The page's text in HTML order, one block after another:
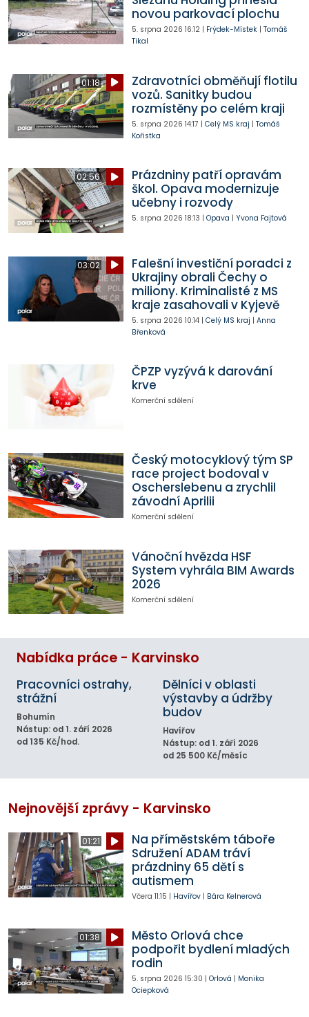
novou parkovací plochu
5. srpna 2026 16:12| Frýdek-Místek| Tomáš
Tikal
01:18
Zdravotníci obměňují flotilu
vozů. Sanitky budou
rozmístěny po celém kraji
5. srpna 2026 14:17 | Celý MS kraj | Tomáš
Kořistka
02:56
Prázdniny patří opravám
škol. Opava modernizuje
učebny i rozvody
5. srpna 2026 18:13 | Opava | Yvona Fajtová
03:02
Falešní investiční poradci z
Ukrajiny obrali Čechy o
miliony. Kriminalisté z MS
kraje zasahovali v Kyjevě
5. srpna 2026 10:14| Celý MS kraj | Anna
Břenková
ČPZP vyzývá k darování
krve
Komerční sdělení
Český motocyklový tým SP
race project bodoval v
Oscherslebenu a zrychlil
závodní Aprilii
Komerční sdělení
Vánoční hvězda HSF
System vyhrála BIM Awards
2026
Komerční sdělení
Nabídka práce - Karvinsko
Pracovníci ostrahy,
strážní
Bohumín
Nástup: od 1. září 2026
od 135 Kč/hod.
Dělníci v oblasti
výstavby a údržby
budov
Havířov
Nástup: od 1. září 2026
od 25 500 Kč/měsíc
Nejnovější zprávy - Karvinsko
01:21
Na příměstském táboře
Sdružení ADAM tráví
prázdniny 65 dětí s
autismem
Včera 11:15 | Havířov| Bára Kelnerová
01:38
Město Orlová chce
podpořit bydlení mladých
rodin
5. srpna 2026 15:30 | Orlová | Monika
Ociepková